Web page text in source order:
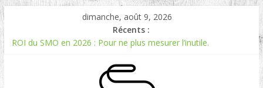
dimanche, août 9, 2026
Récents :
ROI du SMO en 2026 : Pour ne plus mesurer l’inutile.
Experts en Social Listening en France : qui sont les références